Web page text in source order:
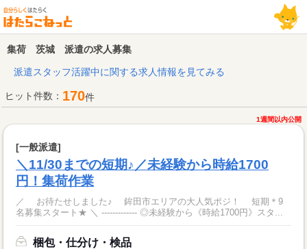
集荷 茨城 派遣の求人募集
派遣スタッフ活躍中に関する求人情報を見てみる
ヒット件数： 170件
1週間以内公開
[一般派遣]
＼11/30までの短期♪／未経験から時給1700
円！集荷作業
／ お待たせしました♪ 鉾田市エリアの大人気ポジ！ 短期＊9
名募集スタート★ ＼ ‐‐‐‐‐‐‐‐‐‐‐‐‐ ◎未経験から《時給1700円》スタ...
梱包・仕分け・検品